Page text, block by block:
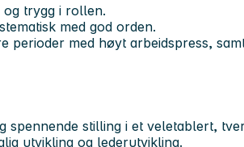
og trygg i rollen.
med god orden.
perioder med høyt arbeidspress,
spennende stilling i et veletablert,
utvikling og lederutvikling.